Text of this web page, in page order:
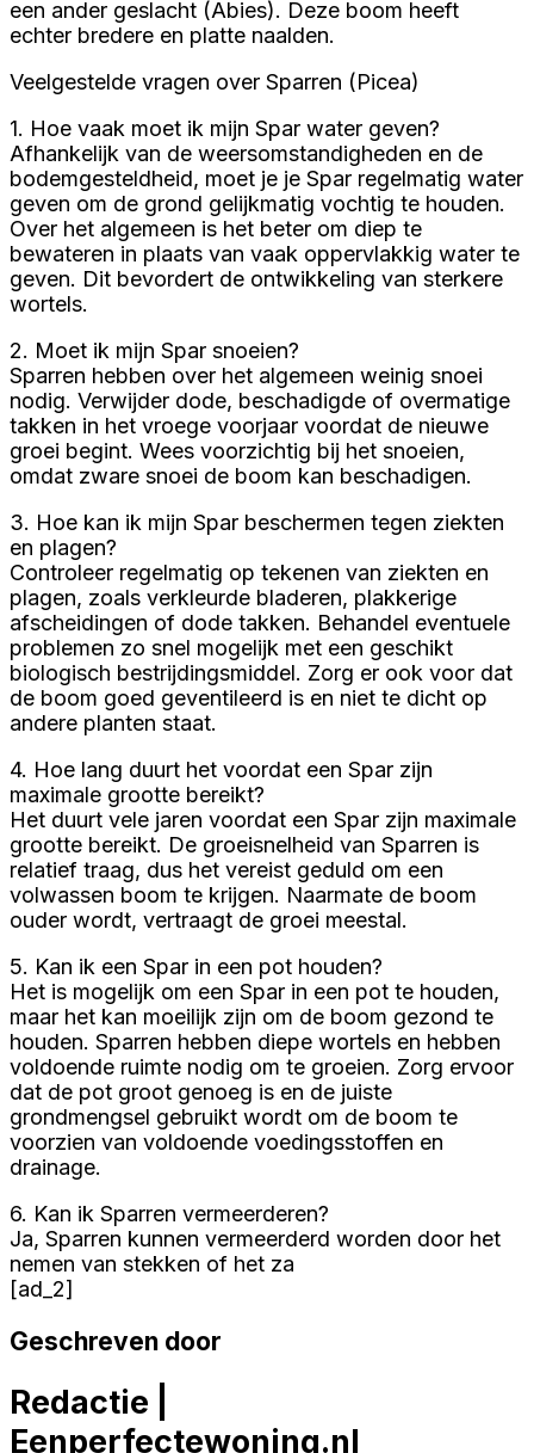
een ander geslacht (Abies). Deze boom heeft
echter bredere en platte naalden.
Veelgestelde vragen over Sparren (Picea)
1. Hoe vaak moet ik mijn Spar water geven?
Afhankelijk van de weersomstandigheden en de
bodemgesteldheid, moet je je Spar regelmatig water
geven om de grond gelijkmatig vochtig te houden.
Over het algemeen is het beter om diep te
bewateren in plaats van vaak oppervlakkig water te
geven. Dit bevordert de ontwikkeling van sterkere
wortels.
2. Moet ik mijn Spar snoeien?
Sparren hebben over het algemeen weinig snoei
nodig. Verwijder dode, beschadigde of overmatige
takken in het vroege voorjaar voordat de nieuwe
groei begint. Wees voorzichtig bij het snoeien,
omdat zware snoei de boom kan beschadigen.
3. Hoe kan ik mijn Spar beschermen tegen ziekten
en plagen?
Controleer regelmatig op tekenen van ziekten en
plagen, zoals verkleurde bladeren, plakkerige
afscheidingen of dode takken. Behandel eventuele
problemen zo snel mogelijk met een geschikt
biologisch bestrijdingsmiddel. Zorg er ook voor dat
de boom goed geventileerd is en niet te dicht op
andere planten staat.
4. Hoe lang duurt het voordat een Spar zijn
maximale grootte bereikt?
Het duurt vele jaren voordat een Spar zijn maximale
grootte bereikt. De groeisnelheid van Sparren is
relatief traag, dus het vereist geduld om een
volwassen boom te krijgen. Naarmate de boom
ouder wordt, vertraagt de groei meestal.
5. Kan ik een Spar in een pot houden?
Het is mogelijk om een Spar in een pot te houden,
maar het kan moeilijk zijn om de boom gezond te
houden. Sparren hebben diepe wortels en hebben
voldoende ruimte nodig om te groeien. Zorg ervoor
dat de pot groot genoeg is en de juiste
grondmengsel gebruikt wordt om de boom te
voorzien van voldoende voedingsstoffen en
drainage.
6. Kan ik Sparren vermeerderen?
Ja, Sparren kunnen vermeerderd worden door het
nemen van stekken of het za
[ad_2]
Geschreven door
Redactie |
Eenperfectewoning.nl